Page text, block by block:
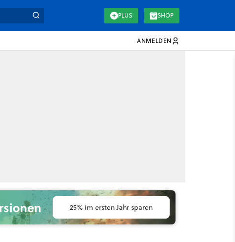
PLUS SHOP
ANMELDEN
25% im ersten Jahr sparen